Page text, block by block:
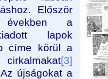
Először
a
lapok
címe körül a
[3]
újságokat a